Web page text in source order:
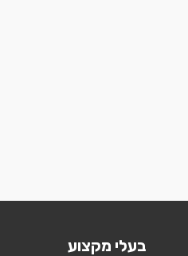
בעלי מקצוע